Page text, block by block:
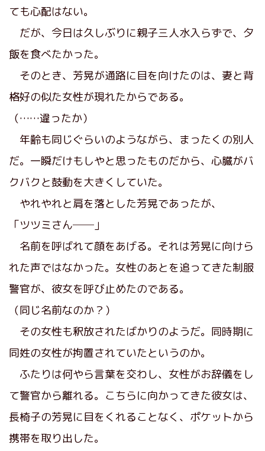
ても心配はない。
だが、今日は久しぶりに親子三人水入らずで、夕
飯を食べたかった。
そのとき、芳晃が通路に目を向けたのは、妻と背
格好の似た女性が現れたからである。
（……違ったか）
年齢も同じぐらいのようながら、まったくの別人
だ。一瞬だけもしやと思ったものだから、心臓がバ
クバクと鼓動を大きくしていた。
やれやれと肩を落とした芳晃であったが、
「ツツミさん──」
名前を呼ばれて顔をあげる。それは芳晃に向けら
れた声ではなかった。女性のあとを追ってきた制服
警官が、彼女を呼び止めたのである。
（同じ名前なのか？）
その女性も釈放されたばかりのようだ。同時期に
同姓の女性が拘置されていたというのか。
ふたりは何やら言葉を交わし、女性がお辞儀をし
て警官から離れる。こちらに向かってきた彼女は、
長椅子の芳晃に目をくれることなく、ポケットから
携帯を取り出した。